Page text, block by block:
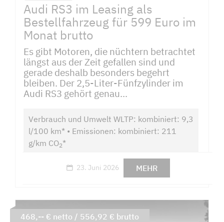
Audi RS3 im Leasing als
Bestellfahrzeug für 599 Euro im
Monat brutto
Es gibt Motoren, die nüchtern betrachtet
längst aus der Zeit gefallen sind und
gerade deshalb besonders begehrt
bleiben. Der 2,5-Liter-Fünfzylinder im
Audi RS3 gehört genau...
Verbrauch und Umwelt WLTP: kombiniert: 9,3
l/100 km* • Emissionen: kombiniert: 211
g/km CO2*
23. Juni 2026 MEHR
468,-- € netto / 556,92 € brutto